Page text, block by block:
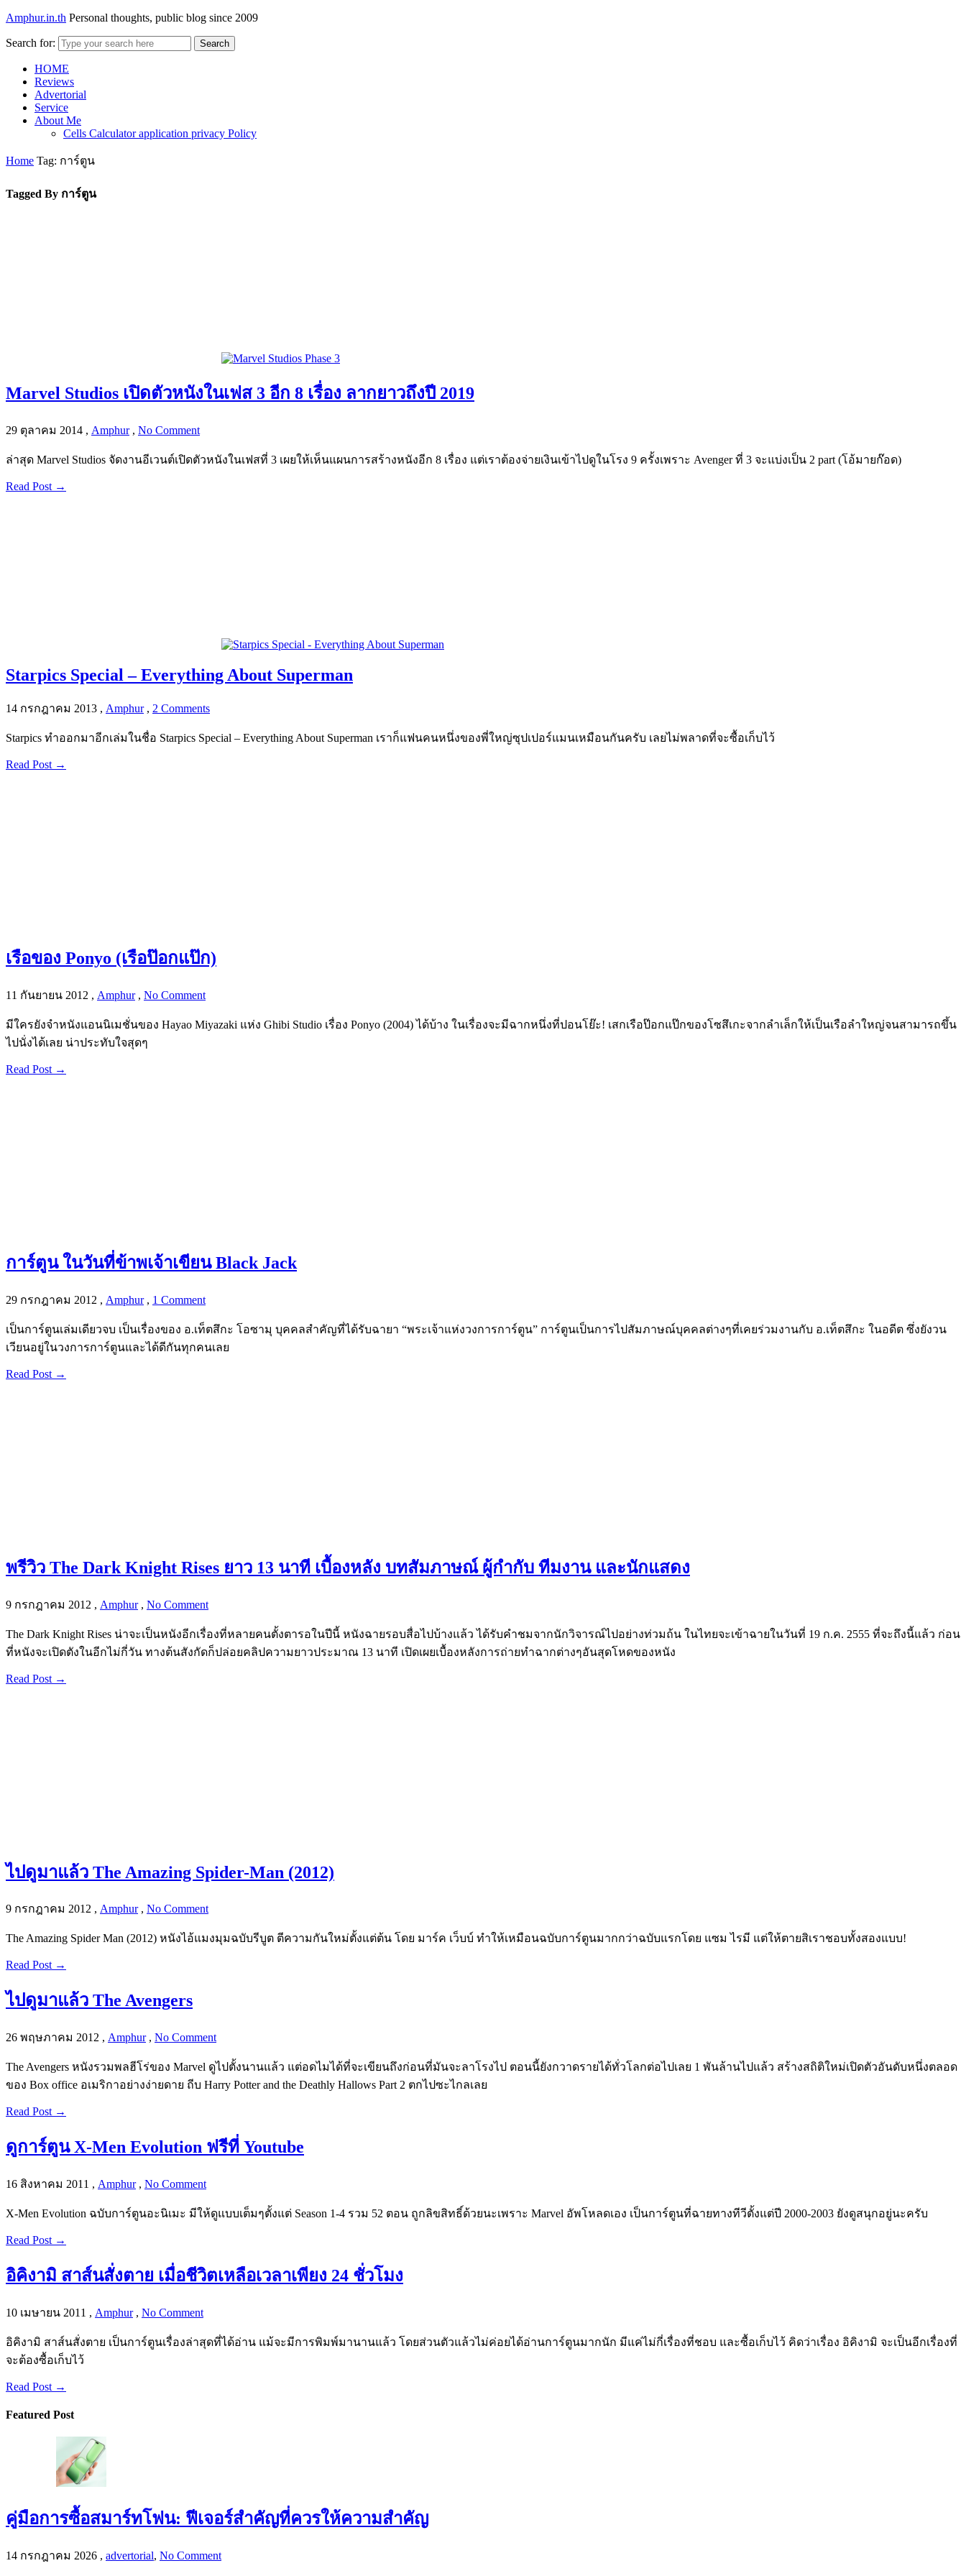
Amphur.in.th Personal thoughts, public blog since 2009
Search for: Search
HOME
Reviews
Advertorial
Service
About Me
Cells Calculator application privacy Policy
Home Tag: การ์ตูน
Tagged By การ์ตูน
Marvel Studios เปิดตัวหนังในเฟส 3 อีก 8 เรื่อง ลากยาวถึงปี 2019
29 ตุลาคม 2014 , Amphur, No Comment
ล่าสุด Marvel Studios จัดงานอีเวนต์เปิดตัวหนังในเฟสที่ 3 เผยให้เห็นแผนการสร้างหนังอีก 8 เรื่อง แต่เราต้องจ่ายเงินเข้าไปดูในโรง 9 ครั้งเพราะ Avenger ที่ 3 จะแบ่งเป็น 2 part (โอ้มายก๊อด)
Read Post →
Starpics Special – Everything About Superman
14 กรกฎาคม 2013 , Amphur, 2 Comments
Starpics ทำออกมาอีกเล่มในชื่อ Starpics Special – Everything About Superman เราก็แฟนคนหนึ่งของพี่ใหญ่ซุปเปอร์แมนเหมือนกันครับ เลยไม่พลาดที่จะซื้อเก็บไว้
Read Post →
เรือของ Ponyo (เรือป๊อกแป๊ก)
11 กันยายน 2012 , Amphur, No Comment
มีใครยังจำหนังแอนนิเมชั่นของ Hayao Miyazaki แห่ง Ghibi Studio เรื่อง Ponyo (2004) ได้บ้าง ในเรื่องจะมีฉากหนึ่งที่ปอนโย๊ะ! เสกเรือป๊อกแป๊กของโซสึเกะจากลำเล็กให้เป็นเรือลำใหญ่จนสามารถขึ้น
ไปนั่งได้เลย น่าประทับใจสุดๆ
Read Post →
การ์ตูน ในวันที่ข้าพเจ้าเขียน Black Jack
29 กรกฎาคม 2012 , Amphur, 1 Comment
เป็นการ์ตูนเล่มเดียวจบ เป็นเรื่องของ อ.เท็ตสึกะ โอซามุ บุคคลสำคัญที่ได้รับฉายา “พระเจ้าแห่งวงการการ์ตูน” การ์ตูนเป็นการไปสัมภาษณ์บุคคลต่างๆที่เคยร่วมงานกับ อ.เท็ตสึกะ ในอดีต ซึ่งยังวน
เวียนอยู่ในวงการการ์ตูนและได้ดีกันทุกคนเลย
Read Post →
พรีวิว The Dark Knight Rises ยาว 13 นาที เบื้องหลัง บทสัมภาษณ์ ผู้กำกับ ทีมงาน และนักแสดง
9 กรกฎาคม 2012 , Amphur, No Comment
The Dark Knight Rises น่าจะเป็นหนังอีกเรื่องที่หลายคนตั้งตารอในปีนี้ หนังฉายรอบสื่อไปบ้างแล้ว ได้รับคำชมจากนักวิจารณ์ไปอย่างท่วมถ้น ในไทยจะเข้าฉายในวันที่ 19 ก.ค. 2555 ที่จะถึงนี้แล้ว ก่อน
ที่หนังจะเปิดตังในอีกไม่กี่วัน ทางต้นสังกัดก็ปล่อยคลิปความยาวประมาณ 13 นาที เปิดเผยเบื้องหลังการถ่ายทำฉากต่างๆอันสุดโหดของหนัง
Read Post →
ไปดูมาแล้ว The Amazing Spider-Man (2012)
9 กรกฎาคม 2012 , Amphur, No Comment
The Amazing Spider Man (2012) หนังไอ้แมงมุมฉบับรีบูต ตีความกันใหม่ตั้งแต่ต้น โดย มาร์ค เว็บบ์ ทำให้เหมือนฉบับการ์ตูนมากกว่าฉบับแรกโดย แซม ไรมี แต่ให้ตายสิเราชอบทั้งสองแบบ!
Read Post →
ไปดูมาแล้ว The Avengers
26 พฤษภาคม 2012 , Amphur, No Comment
The Avengers หนังรวมพลฮีโร่ของ Marvel ดูไปตั้งนานแล้ว แต่อดไมได้ที่จะเขียนถึงก่อนที่มันจะลาโรงไป ตอนนี้ยังกวาดรายได้ทั่วโลกต่อไปเลย 1 พันล้านไปแล้ว สร้างสถิติใหม่เปิดตัวอันดับหนึ่งตลอด
ของ Box office อเมริกาอย่างง่ายดาย ถีบ Harry Potter and the Deathly Hallows Part 2 ตกไปซะไกลเลย
Read Post →
ดูการ์ตูน X-Men Evolution ฟรีที่ Youtube
16 สิงหาคม 2011 , Amphur, No Comment
X-Men Evolution ฉบับการ์ตูนอะนิเมะ มีให้ดูแบบเต็มๆตั้งแต่ Season 1-4 รวม 52 ตอน ถูกลิขสิทธิ์ด้วยนะเพราะ Marvel อัพโหลดเอง เป็นการ์ตูนที่ฉายทางทีวีตั้งแต่ปี 2000-2003 ยังดูสนุกอยู่นะครับ
Read Post →
อิคิงามิ สาส์นสั่งตาย เมื่อชีวิตเหลือเวลาเพียง 24 ชั่วโมง
10 เมษายน 2011 , Amphur, No Comment
อิคิงามิ สาส์นสั่งตาย เป็นการ์ตูนเรื่องล่าสุดที่ได้อ่าน แม้จะมีการพิมพ์มานานแล้ว โดยส่วนตัวแล้วไม่ค่อยได้อ่านการ์ตูนมากนัก มีแค่ไม่กี่เรื่องที่ชอบ และซื้อเก็บไว้ คิดว่าเรื่อง อิคิงามิ จะเป็นอีกเรื่องที่
จะต้องซื้อเก็บไว้
Read Post →
Featured Post
คู่มือการซื้อสมาร์ทโฟน: ฟีเจอร์สำคัญที่ควรให้ความสำคัญ
14 กรกฎาคม 2026 , advertorial, No Comment